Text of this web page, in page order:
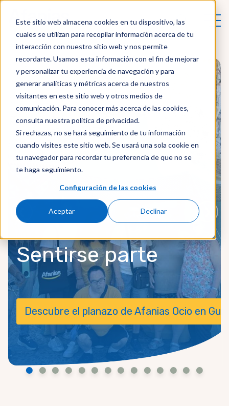
Este sitio web almacena cookies en tu dispositivo, las
cuales se utilizan para recopilar información acerca de tu
interacción con nuestro sitio web y nos permite
recordarte. Usamos esta información con el fin de mejorar
y personalizar tu experiencia de navegación y para
generar analíticas y métricas acerca de nuestros
visitantes en este sitio web y otros medios de
comunicación. Para conocer más acerca de las cookies,
consulta nuestra política de privacidad.
Si rechazas, no se hará seguimiento de tu información
cuando visites este sitio web. Se usará una sola cookie en
tu navegador para recordar tu preferencia de que no se
te haga seguimiento.
Configuración de las cookies
Aceptar Declinar
Sentirse parte
Descubre el planazo de Afanias Ocio en